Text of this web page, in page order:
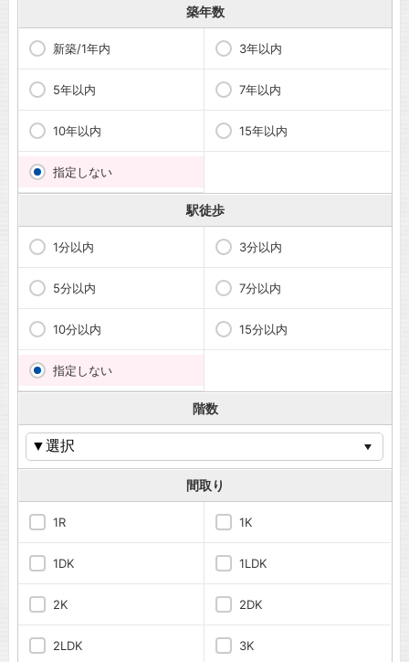
築年数
新築/1年内 3年以内
5年以内 7年以内
10年以内 15年以内
指定しない
駅徒歩
1分以内 3分以内
5分以内 7分以内
10分以内 15分以内
指定しない
階数
間取り
1R 1K
1DK 1LDK
2K 2DK
2LDK 3K